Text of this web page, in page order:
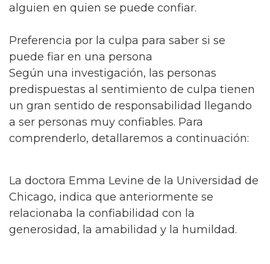
alguien en quien se puede confiar.
Preferencia por la culpa para saber si se
puede fiar en una persona
Según una investigación, las personas
predispuestas al sentimiento de culpa tienen
un gran sentido de responsabilidad llegando
a ser personas muy confiables. Para
comprenderlo, detallaremos a continuación:
La doctora Emma Levine de la Universidad de
Chicago, indica que anteriormente se
relacionaba la confiabilidad con la
generosidad, la amabilidad y la humildad.